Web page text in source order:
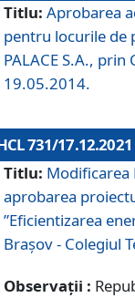
Titlu: Aprobarea
pentru locurile de
PALACE S.A.,
19.05.2014.
731/17.12.2021
Titlu: Modificarea
aprobarea
”Eficientizarea
Brașov - Colegiul
Observații :